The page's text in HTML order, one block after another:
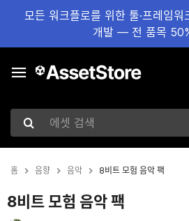
모든 워크플로를 위한 툴·프레임워
개발 — 전 품목
에셋 검색
홈 음향 음악 8비트 모험 음악 팩
8비트 모험 음악 팩